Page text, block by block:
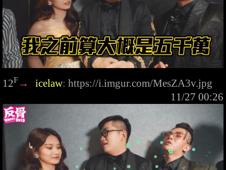
12F → icelaw: https://i.imgur.com/MesZA3v.jpg